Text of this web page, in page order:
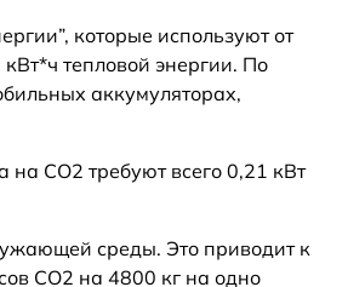
которые используют от
тепловой энергии. По
аккумуляторах,
на CO2 требуют всего 0,21 кВт
среды. Это приводит к
CO2 на 4800 кг на одно